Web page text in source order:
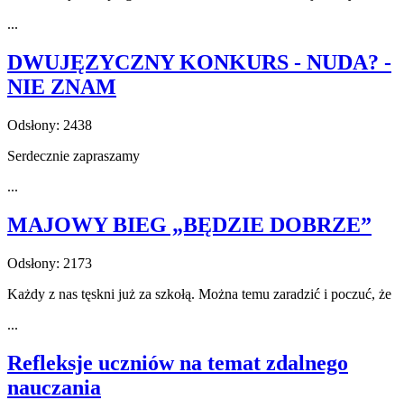
...
DWUJĘZYCZNY KONKURS - NUDA? -
NIE ZNAM
Odsłony: 2438
Serdecznie zapraszamy
...
MAJOWY BIEG „BĘDZIE DOBRZE”
Odsłony: 2173
Każdy z nas tęskni już za szkołą. Można temu zaradzić i poczuć, że
...
Refleksje uczniów na temat zdalnego
nauczania